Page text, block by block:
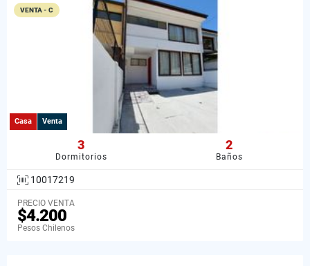
VENTA - C
Casa Venta
3
Dormitorios
2
Baños
10017219
PRECIO VENTA
$4.200
Pesos Chilenos